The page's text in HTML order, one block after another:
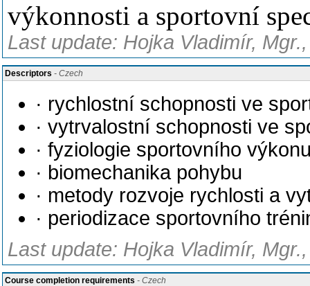
výkonnosti a sportovní
Last update: Hojka Vladimír,
Descriptors - Czech
· rychlostní schopnosti ve
· vytrvalostní schopnosti ve
· fyziologie sportovního
· biomechanika pohybu
· metody rozvoje rychlosti a
· periodizace sportovního
Last update: Hojka Vladimír,
Course completion requirements - Czech